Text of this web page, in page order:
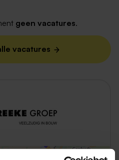
geen vacatures.
vacatures